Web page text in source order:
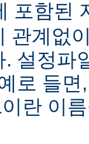
포함된
관계없
설정파
로 들
이란 이